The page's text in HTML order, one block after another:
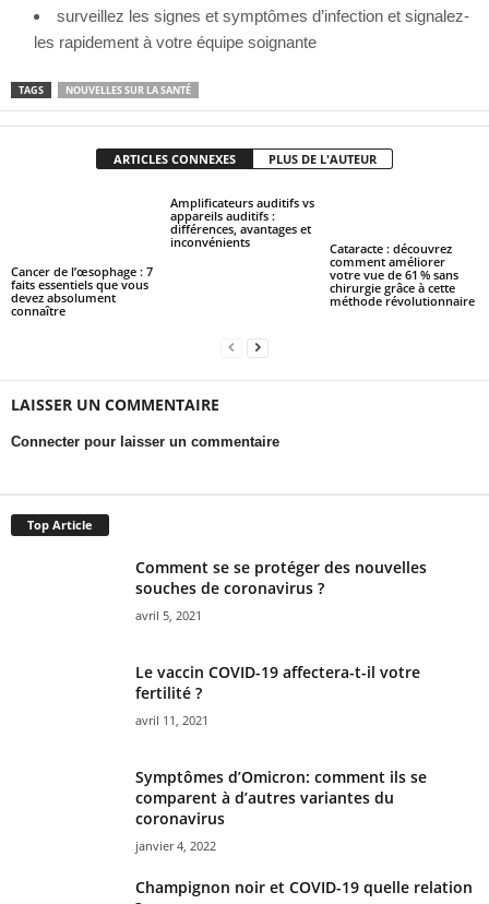
surveillez les signes et symptômes d’infection et signalez-
les rapidement à votre équipe soignante
TAGS NOUVELLES SUR LA SANTÉ
ARTICLES CONNEXES PLUS DE L'AUTEUR
Cancer de l’œsophage : 7
faits essentiels que vous
devez absolument
connaître
Amplificateurs auditifs vs
appareils auditifs :
différences, avantages et
inconvénients
Cataracte : découvrez
comment améliorer
votre vue de 61 % sans
chirurgie grâce à cette
méthode révolutionnaire
LAISSER UN COMMENTAIRE
Connecter pour laisser un commentaire
Top Article
Comment se se protéger des nouvelles
souches de coronavirus ?
avril 5, 2021
Le vaccin COVID-19 affectera-t-il votre
fertilité ?
avril 11, 2021
Symptômes d’Omicron: comment ils se
comparent à d’autres variantes du
coronavirus
janvier 4, 2022
Champignon noir et COVID-19 quelle relation